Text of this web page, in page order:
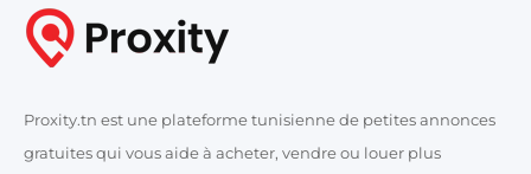
Proxity.tn est une plateforme tunisienne de petites annonces
gratuites qui vous aide à acheter, vendre ou louer plus